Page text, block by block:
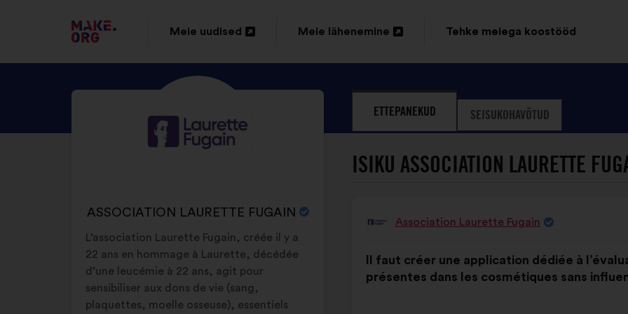
SAIDI
MAKE.ORG
AVALEHELE
Meie uudised
Meie lähenemine
Tehke meiega koostööd
ISIKU
ASSOCIATION
ORGANISATSIOONI
NIMI:
ASSOCIATION LAURETTE FUGAIN
L’association Laurette Fugain, créée il y a
22 ans en hommage à Laurette, décédée
d’une leucémie à 22 ans, agit pour
sensibiliser aux dons de vie (sang,
plaquettes, moelle osseuse), essentiels
ETTEPANEKUD SEISUKOHAVÕTUD
ISIKU ASSOCIATION LAURETTE
Ettepaneku
Association Laurette Fugain
sisu:
Il faut créer une application dédiée à
présentes dans les cosmétiques sans
jaotus: